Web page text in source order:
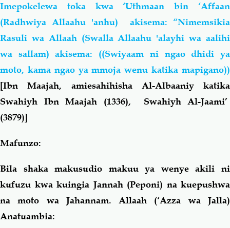
Akhlaaq-Aadaab Raqaaiq
Familia-Jamii Maswali-Majibu
Chemsha Bongo
Mapishi
Imepokelewa toka kwa ‘Uthmaan bin ‘Affaan
(Radhwiya Allaahu 'anhu) akisema: “Nimemsikia
Rasuli wa Allaah (Swalla Allaahu 'alayhi wa aalihi
wa sallam) akisema: ((Swiyaam ni ngao dhidi ya
moto, kama ngao ya mmoja wenu katika mapigano))
[Ibn Maajah, amiesahihisha Al-Albaaniy katika
Swahiyh Ibn Maajah (1336), Swahiyh Al-Jaami’
(3879)]
Mafunzo:
Bila shaka makusudio makuu ya wenye akili ni
kufuzu kwa kuingia Jannah (Peponi) na kuepushwa
na moto wa Jahannam. Allaah (‘Azza wa Jalla)
Anatuambia: